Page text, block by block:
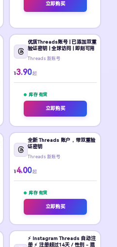
立即购买
优质Threads账号 | 已添加双重
验证密钥 | 全球访问 | 即刻可用
Threads 新账号
¥3.90 起
库存 有货
立即购买
全新 Threads 账户，带双重验
证密钥
Threads 新账号
¥4.00 起
库存 有货
立即购买
⚡️ Instagram Threads 自动注
册 ⚡️ 注册超过14天 / 性别 - 混